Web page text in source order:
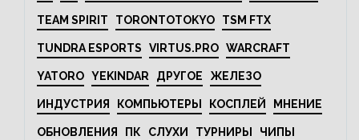
TEAM SPIRIT TORONTOTOKYO TSM FTX
TUNDRA ESPORTS VIRTUS.PRO WARCRAFT
YATORO YEKINDAR ДРУГОЕ ЖЕЛЕЗО
ИНДУСТРИЯ КОМПЬЮТЕРЫ КОСПЛЕЙ МНЕНИЕ
ОБНОВЛЕНИЯ ПК СЛУХИ ТУРНИРЫ ЧИПЫ